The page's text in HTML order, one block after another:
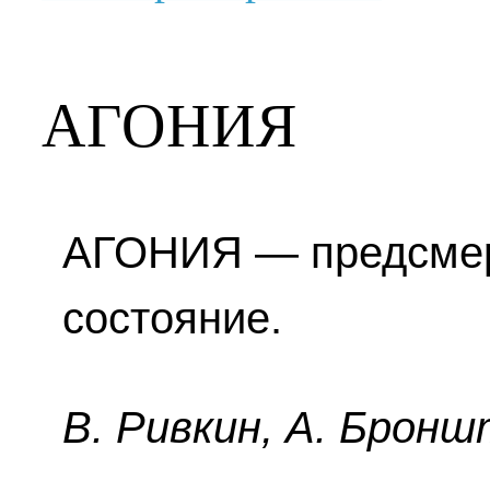
АГОНИЯ
АГОНИЯ —
состояние.
B. Pивкин, A.